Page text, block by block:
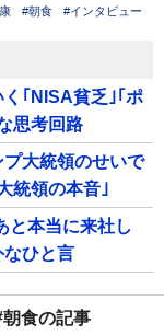
#朝食 #インタビュー
｢NISA貧乏｣｢ポ
思考回路
大統領のせいで
統領の本音｣
と本当に来社し
なひと言
朝食の記事